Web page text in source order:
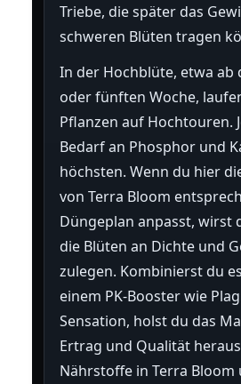
Triebe, die später das
schweren Blüten tragen
In der Hochblüte, etwa ab
oder fünften Woche,
Pflanzen auf Hochtouren.
Bedarf an Phosphor und
höchsten. Wenn du hier
von Terra Bloom
Düngeplan anpasst, wirst
die Blüten an Dichte und
zulegen. Kombinierst du
einem PK-Booster wie
Sensation, holst du das
Ertrag und Qualität
Nährstoffe in Terra